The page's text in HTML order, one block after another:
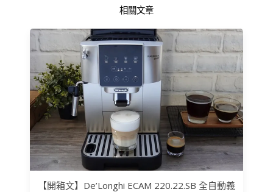
相關文章
【開箱文】De’Longhi ECAM 220.22.SB 全自動義